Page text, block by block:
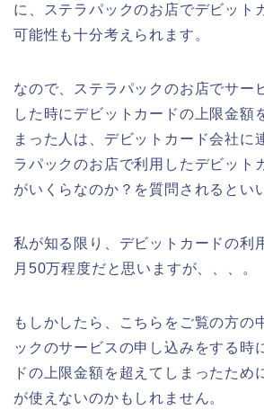
に、ステラパックのお店でデビット
可能性も十分考えられます。
なので、ステラパックのお店でサー
した時にデビットカードの上限金額
まった人は、デビットカード会社に
ラパックのお店で利用したデビット
がいくらなのか？を質問されるとい
私が知る限り、デビットカードの利
月50万程度だと思いますが、、、。
もしかしたら、こちらをご覧の方の
ックのサービスの申し込みをする時
ドの上限金額を超えてしまったため
が使えないのかもしれません。